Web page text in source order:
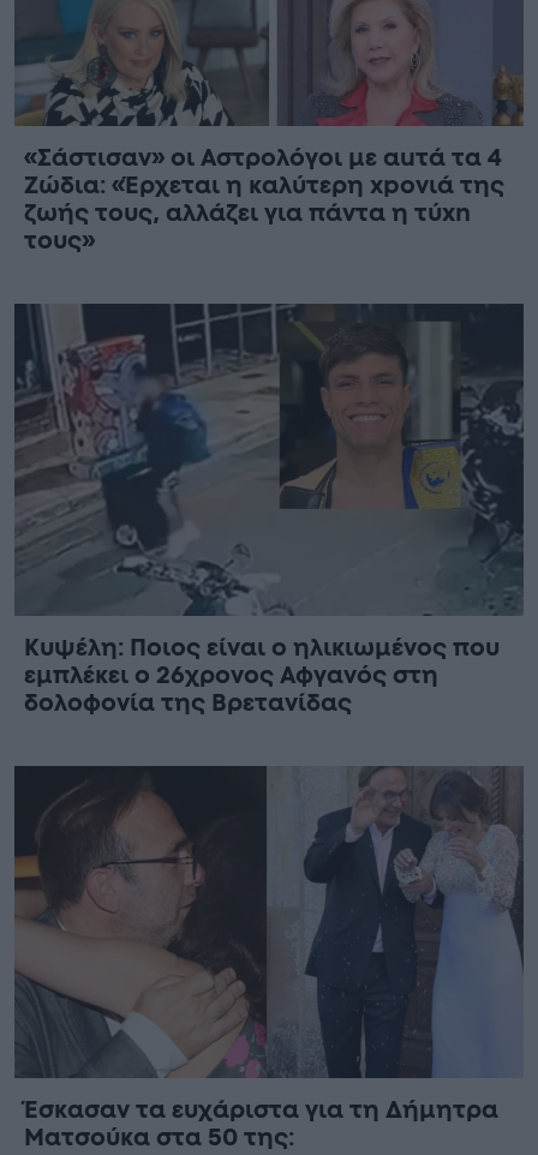
«Σάστισαν» οι Αστρολόγοι με αuτά τα 4
Zώδια: «Έρχεται η καλύτερη xpoνιά της
ζωής τους, αλλάζει για πάντα η τύxn
τους»
Κυψέλη: Ποιος είναι ο ηλικιωμένος που
εμπλέκει ο 26χρονος Αφγανός στη
δολοφονία της Βρετανίδας
Έσκασαν τα ευχάριστα για τη Δήμητρα
Ματσούκα στα 50 της: